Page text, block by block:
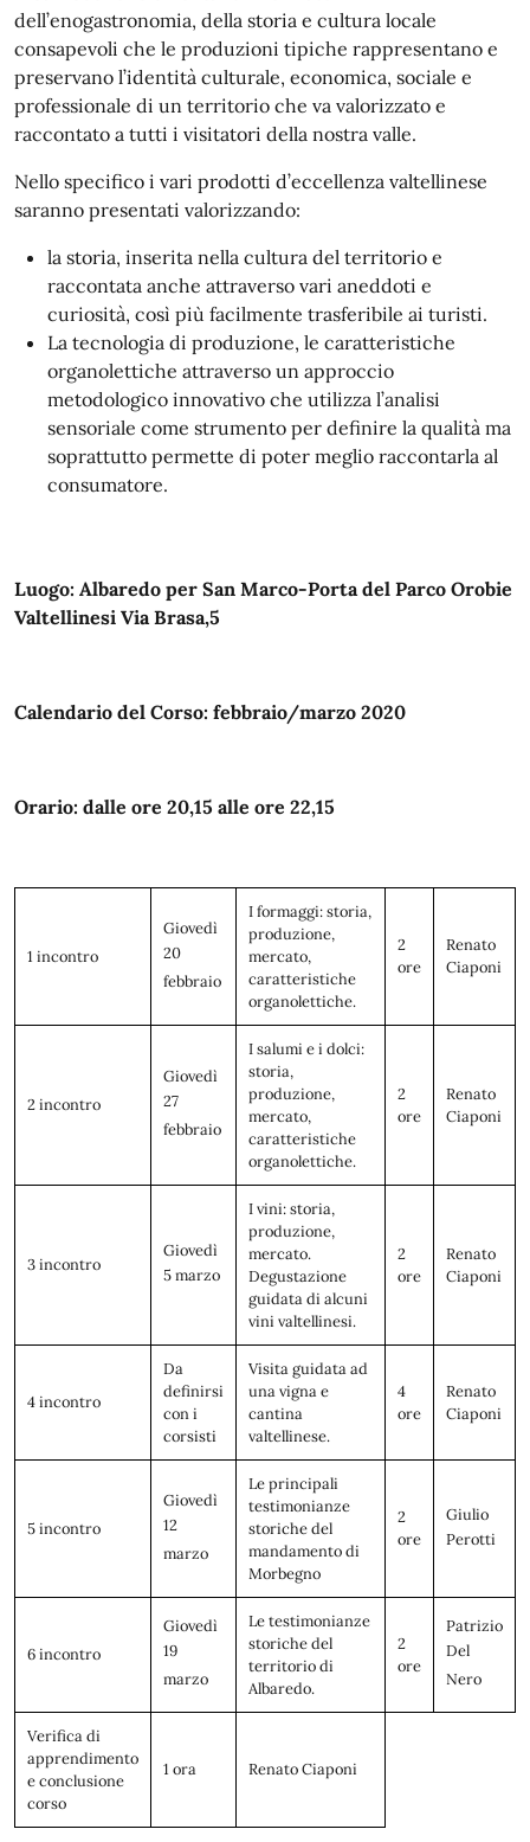
dell’enogastronomia, della storia e cultura locale
consapevoli che le produzioni tipiche rappresentano e
preservano l’identità culturale, economica, sociale e
professionale di un territorio che va valorizzato e
raccontato a tutti i visitatori della nostra valle.
Nello specifico i vari prodotti d’eccellenza valtellinese
saranno presentati valorizzando:
la storia, inserita nella cultura del territorio e
raccontata anche attraverso vari aneddoti e
curiosità, così più facilmente trasferibile ai turisti.
La tecnologia di produzione, le caratteristiche
organolettiche attraverso un approccio
metodologico innovativo che utilizza l’analisi
sensoriale come strumento per definire la qualità ma
soprattutto permette di poter meglio raccontarla al
consumatore.
Luogo: Albaredo per San Marco-Porta del Parco Orobie
Valtellinesi Via Brasa,5
Calendario del Corso: febbraio/marzo 2020
Orario: dalle ore 20,15 alle ore 22,15
1 incontro
Giovedì
20
febbraio
I formaggi: storia,
produzione,
mercato,
caratteristiche
organolettiche.
2
ore
Renato
Ciaponi
2 incontro
Giovedì
27
febbraio
I salumi e i dolci:
storia,
produzione,
mercato,
caratteristiche
organolettiche.
2
ore
Renato
Ciaponi
3 incontro
Giovedì
5 marzo
I vini: storia,
produzione,
mercato.
Degustazione
guidata di alcuni
vini valtellinesi.
2
ore
Renato
Ciaponi
4 incontro
Da
definirsi
con i
corsisti
Visita guidata ad
una vigna e
cantina
valtellinese.
4
ore
Renato
Ciaponi
5 incontro
Giovedì
12
marzo
Le principali
testimonianze
storiche del
mandamento di
Morbegno
2
ore
Giulio
Perotti
6 incontro
Giovedì
19
marzo
Le testimonianze
storiche del
territorio di
Albaredo.
2
ore
Patrizio
Del
Nero
Verifica di
apprendimento
e conclusione
corso
1 ora Renato Ciaponi